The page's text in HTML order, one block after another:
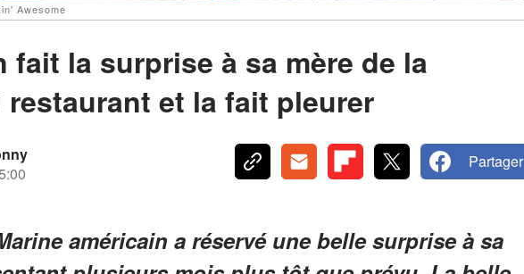
Awesome
fait la surprise à sa mère de la
restaurant et la fait pleurer
Partager
américain a réservé une belle surprise à sa